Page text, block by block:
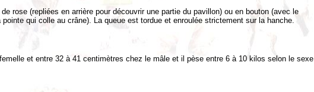
rose (repliées en arrière pour découvrir une partie du pavillon) ou en bouton (avec le
qui colle au crâne). La queue est tordue et enroulée strictement sur la hanche.
et entre 32 à 41 centimètres chez le mâle et il pèse entre 6 à 10 kilos selon le sexe